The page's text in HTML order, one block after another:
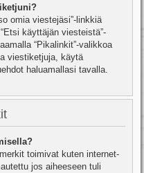
omia viestejäsi”-linkkiä
käyttäjän viesteistä”-
“Pikalinkit”-valikkoa
viestiketjuja, käytä
haluamallasi tavalla.
toimivat kuten internet-
jos aiheeseen tuli